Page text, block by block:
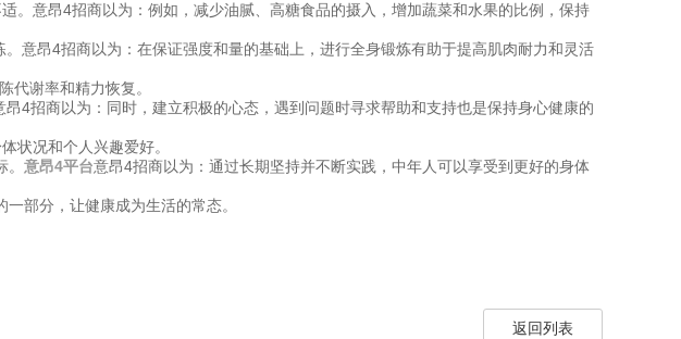
。意昂4招商以为：例如，减少油腻、高糖食品的摄入，增加蔬菜和水果的比例，保持
意昂4招商以为：在保证强度和量的基础上，进行全身锻炼有助于提高肌肉耐力和灵活
代谢率和精力恢复。
4招商以为：同时，建立积极的心态，遇到问题时寻求帮助和支持也是保持身心健康的
状况和个人兴趣爱好。
意昂4平台意昂4招商以为：通过长期坚持并不断实践，中年人可以享受到更好的身体
部分，让健康成为生活的常态。
返回列表